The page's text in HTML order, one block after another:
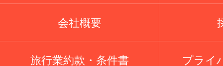
会社概要
旅行業約款・条件書 プライ